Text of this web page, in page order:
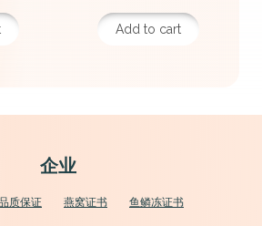
Add to cart
企业
质保证 燕窝证书 鱼鳞冻证书